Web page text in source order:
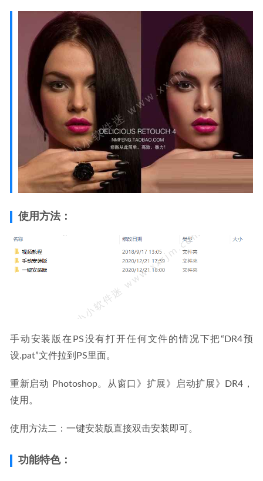
使用方法：
手动安装版在PS没有打开任何文件的情况下把“DR4预
设.pat”文件拉到PS里面。
重新启动 Photoshop。从窗口》扩展》启动扩展》DR4，
使用。
使用方法二：一键安装版直接双击安装即可。
功能特色：